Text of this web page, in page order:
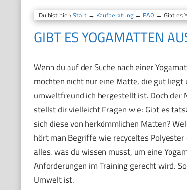
Du bist hier: Start→ Kaufberatung→ FAQ → Gibt es
GIBT ES YOGAMATTEN
Wenn du auf der Suche nach einer
möchten nicht nur eine Matte, die gut liegt
umweltfreundlich hergestellt ist. Doch der
stellst dir vielleicht Fragen wie: Gibt es
sich diese von herkömmlichen Matten?
hört man Begriffe wie recyceltes
alles, was du wissen musst, um eine
Anforderungen im Training gerecht wird.
Umwelt ist.